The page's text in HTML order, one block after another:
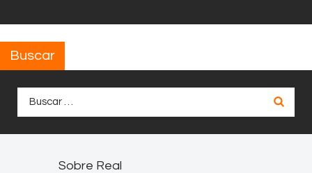
Buscar
Sobre Real